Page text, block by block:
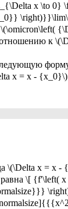
x \to 0}
отношению к
x = x -
\(\Delta x = x -
\[ {f'\left(